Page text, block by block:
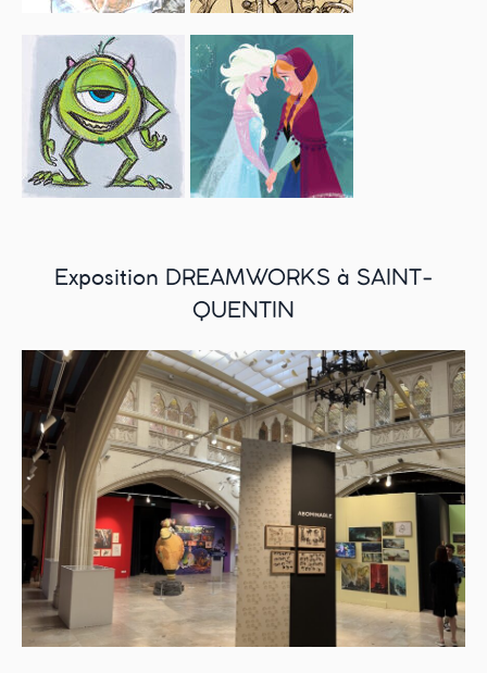
Exposition DREAMWORKS à SAINT-
QUENTIN